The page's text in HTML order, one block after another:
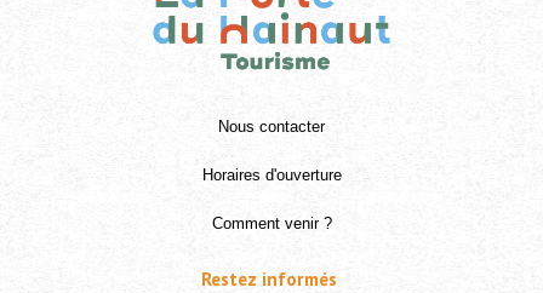
Nous contacter
Horaires d'ouverture
Comment venir ?
Restez informés